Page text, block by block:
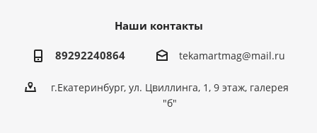
Наши контакты
89292240864 tekamartmag@mail.ru
г.Екатеринбург, ул. Цвиллинга, 1, 9 этаж, галерея
"б"